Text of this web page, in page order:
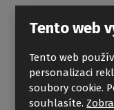
Tento web
Tento web
personalizaci
soubory cookie.
souhlasíte.